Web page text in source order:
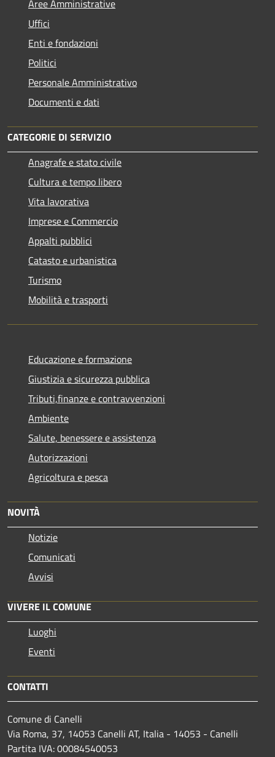
Aree Amministrative
Uffici
Enti e fondazioni
Politici
Personale Amministrativo
Documenti e dati
CATEGORIE DI SERVIZIO
Anagrafe e stato civile
Cultura e tempo libero
Vita lavorativa
Imprese e Commercio
Appalti pubblici
Catasto e urbanistica
Turismo
Mobilità e trasporti
Educazione e formazione
Giustizia e sicurezza pubblica
Tributi,finanze e contravvenzioni
Ambiente
Salute, benessere e assistenza
Autorizzazioni
Agricoltura e pesca
NOVITÀ
Notizie
Comunicati
Avvisi
VIVERE IL COMUNE
Luoghi
Eventi
CONTATTI
Comune di Canelli
Via Roma, 37, 14053 Canelli AT, Italia - 14053 - Canelli
Partita IVA: 00084540053